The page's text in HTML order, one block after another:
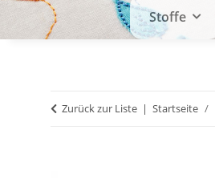
Stoffe
Zurück zur Liste Startseite